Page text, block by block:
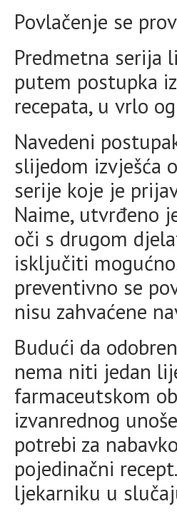
Povlačenje se
Predmetna serija
putem postupka
recepata, u vrlo
Navedeni
slijedom izvješća
serije koje je
Naime, utvrđeno
oči s drugom
isključiti
preventivno se
nisu zahvaćene
Budući da
nema niti jedan
farmaceutskom
izvanrednog
potrebi za
pojedinačni
ljekarniku u